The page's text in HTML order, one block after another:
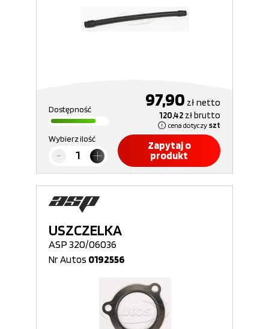
Dostępność 97,90 złnetto
120,42 złbrutto
cena dotyczy szt
Wybierz ilość
Zapytaj o
produkt
USZCZELKA
ASP 320/06036
Nr Autos 0192556